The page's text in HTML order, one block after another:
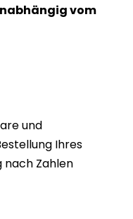
vom
und
Ihres
nach Zahlen